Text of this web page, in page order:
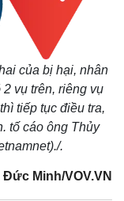
của bị hại, nhân
vụ trên, riêng vụ
tiếp tục điều tra,
tố cáo ông Thủy
./.
Đức Minh/VOV.VN